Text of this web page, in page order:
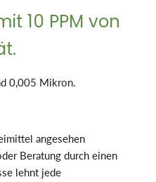
10 PPM von
0,005 Mikron.
angesehen
Beratung durch einen
lehnt jede